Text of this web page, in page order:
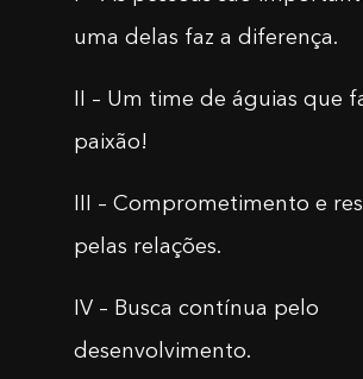
uma delas faz a diferença.
II – Um time de águias que
paixão!
III – Comprometimento e
pelas relações.
IV – Busca contínua pelo
desenvolvimento.